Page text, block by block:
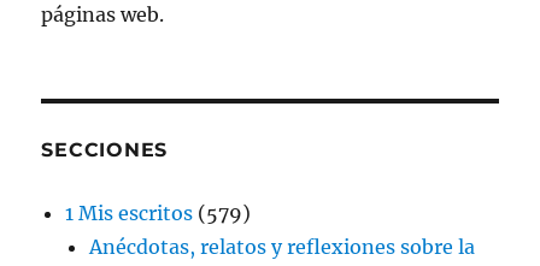
páginas web.
SECCIONES
1 Mis escritos (579)
Anécdotas, relatos y reflexiones sobre la